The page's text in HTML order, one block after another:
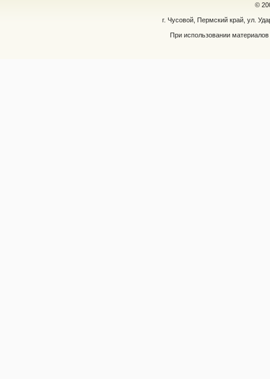
©
г. Чусовой, Пермский край, ул.
При использовании